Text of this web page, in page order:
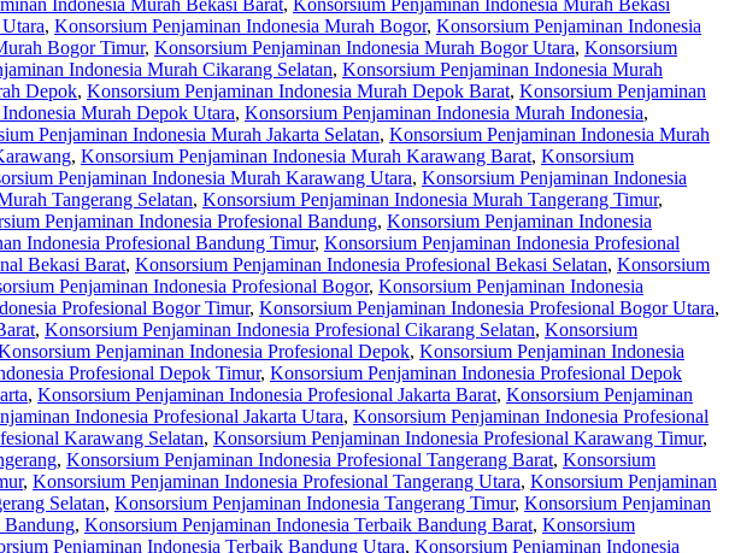
Indonesia Murah Bekasi Barat, Konsorsium Penjaminan Indonesia Murah Bekasi
, Konsorsium Penjaminan Indonesia Murah Bogor, Konsorsium Penjaminan Indonesia
Bogor Timur, Konsorsium Penjaminan Indonesia Murah Bogor Utara, Konsorsium
Indonesia Murah Cikarang Selatan, Konsorsium Penjaminan Indonesia Murah
Depok, Konsorsium Penjaminan Indonesia Murah Depok Barat, Konsorsium Penjaminan
Murah Depok Utara, Konsorsium Penjaminan Indonesia Murah Indonesia,
Penjaminan Indonesia Murah Jakarta Selatan, Konsorsium Penjaminan Indonesia Murah
, Konsorsium Penjaminan Indonesia Murah Karawang Barat, Konsorsium
Penjaminan Indonesia Murah Karawang Utara, Konsorsium Penjaminan Indonesia
Tangerang Selatan, Konsorsium Penjaminan Indonesia Murah Tangerang Timur,
Penjaminan Indonesia Profesional Bandung, Konsorsium Penjaminan Indonesia
Indonesia Profesional Bandung Timur, Konsorsium Penjaminan Indonesia Profesional
Bekasi Barat, Konsorsium Penjaminan Indonesia Profesional Bekasi Selatan, Konsorsium
Penjaminan Indonesia Profesional Bogor, Konsorsium Penjaminan Indonesia
Profesional Bogor Timur, Konsorsium Penjaminan Indonesia Profesional Bogor Utara,
, Konsorsium Penjaminan Indonesia Profesional Cikarang Selatan, Konsorsium
Penjaminan Indonesia Profesional Depok, Konsorsium Penjaminan Indonesia
Profesional Depok Timur, Konsorsium Penjaminan Indonesia Profesional Depok
, Konsorsium Penjaminan Indonesia Profesional Jakarta Barat, Konsorsium Penjaminan
Indonesia Profesional Jakarta Utara, Konsorsium Penjaminan Indonesia Profesional
Karawang Selatan, Konsorsium Penjaminan Indonesia Profesional Karawang Timur,
, Konsorsium Penjaminan Indonesia Profesional Tangerang Barat, Konsorsium
, Konsorsium Penjaminan Indonesia Profesional Tangerang Utara, Konsorsium Penjaminan
Selatan, Konsorsium Penjaminan Indonesia Tangerang Timur, Konsorsium Penjaminan
Bandung, Konsorsium Penjaminan Indonesia Terbaik Bandung Barat, Konsorsium
Penjaminan Indonesia Terbaik Bandung Utara, Konsorsium Penjaminan Indonesia